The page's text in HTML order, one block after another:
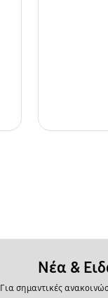
Νέα &
Για σημαντικές